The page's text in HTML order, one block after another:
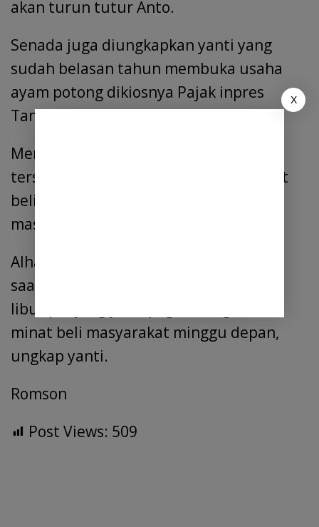
akan turun tutur Anto.
Senada juga diungkapkan yanti yang
sudah belasan tahun membuka usaha
ayam potong dikiosnya Pajak inpres
Tanjung morawa.
Menurutnya, naiknya harga ayam
tersebut karena masih tingginya minat
beli masyarakat, sementara pasokan
masih tetap.
Alhamdulillah, minat beli masyarakat
saat ini masih tinggi, mungkin karena
libur panjang ya.Tapi gak tau gimana
minat beli masyarakat minggu depan,
ungkap yanti.
Romson
Post Views: 509
X